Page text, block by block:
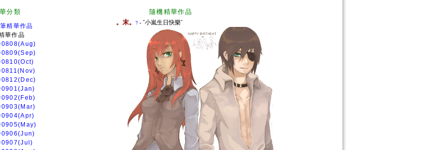
精華分類 隨機精華作品
精華作品
華作品
。末。 ? - ˇ小嵐生日快樂ˇ